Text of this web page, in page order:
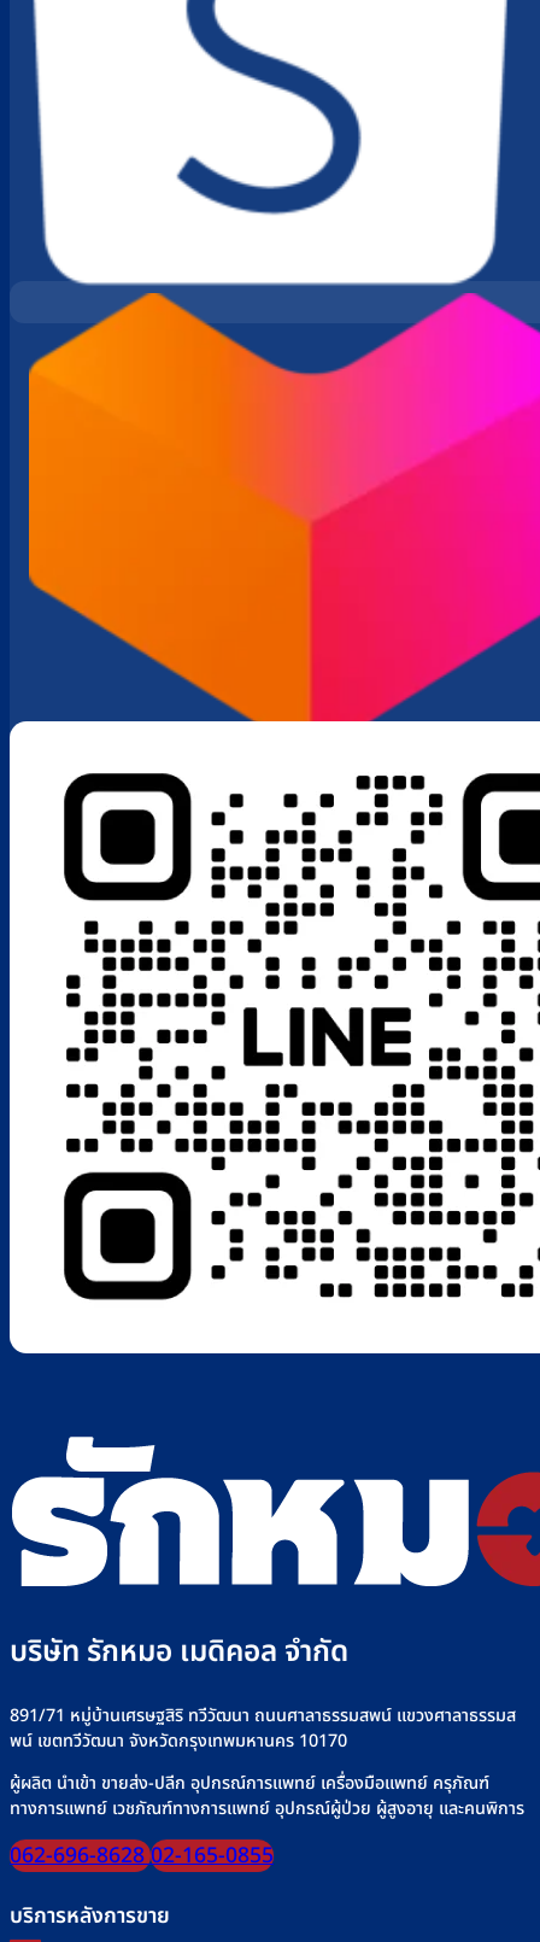
บริษัท รักหมอ เมดิคอล จำกัด
891/71 หมู่บ้านเศรษฐสิริ ทวีวัฒนา ถนนศาลาธรรมสพน์ แขวงศาลาธรรมส
พน์ เขตทวีวัฒนา จังหวัดกรุงเทพมหานคร 10170
ผู้ผลิต นำเข้า ขายส่ง-ปลีก อุปกรณ์การแพทย์ เครื่องมือแพทย์ ครุภัณฑ์
ทางการแพทย์ เวชภัณฑ์ทางการแพทย์ อุปกรณ์ผู้ป่วย ผู้สูงอายุ และคนพิการ
062-696-862802-165-0855
บริการหลังการขาย